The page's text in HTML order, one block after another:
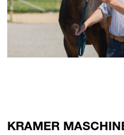
KRAMER